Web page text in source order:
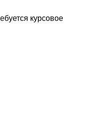
курсовое